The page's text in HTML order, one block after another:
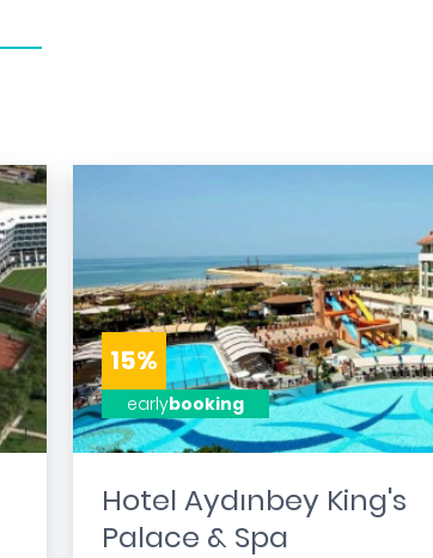
Hotel Aydınbey King's
Palace & Spa
earlybooking
15%